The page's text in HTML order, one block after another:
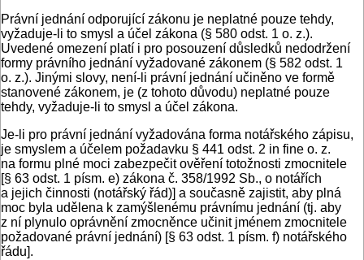
Právní jednání odporující zákonu je neplatné pouze tehdy,
vyžaduje-li to smysl a účel zákona (§ 580 odst. 1 o. z.).
Uvedené omezení platí i pro posouzení důsledků nedodržení
formy právního jednání vyžadované zákonem (§ 582 odst. 1
o. z.). Jinými slovy, není-li právní jednání učiněno ve formě
stanovené zákonem, je (z tohoto důvodu) neplatné pouze
tehdy, vyžaduje-li to smysl a účel zákona.
Je-li pro právní jednání vyžadována forma notářského zápisu,
je smyslem a účelem požadavku § 441 odst. 2 in fine o. z.
na formu plné moci zabezpečit ověření totožnosti zmocnitele
[§ 63 odst. 1 písm. e) zákona č. 358/1992 Sb., o notářích
a jejich činnosti (notářský řád)] a současně zajistit, aby plná
moc byla udělena k zamýšlenému právnímu jednání (tj. aby
z ní plynulo oprávnění zmocněnce učinit jménem zmocnitele
požadované právní jednání) [§ 63 odst. 1 písm. f) notářského
řádu].